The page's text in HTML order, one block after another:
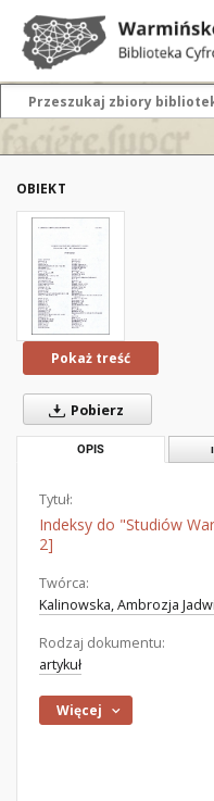
OBIEKT
Pokaż treść
Pobierz
OPIS
Tytuł:
Indeksy do "Studiów
2]
Twórca:
Kalinowska, Ambrozja
Rodzaj dokumentu:
artykuł
Więcej